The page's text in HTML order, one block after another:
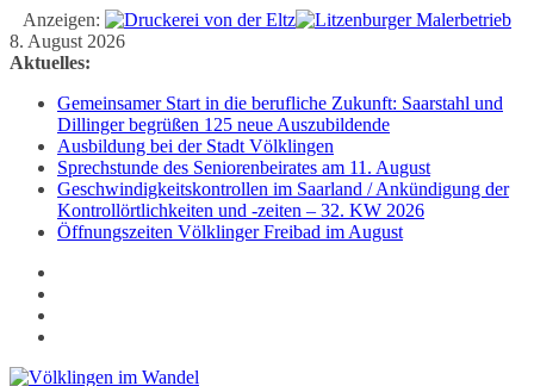
Anzeigen:
Zum
Inhalt
8. August 2026
Aktuelles:
Gemeinsamer Start in die berufliche Zukunft: Saarstahl und
Dillinger begrüßen 125 neue Auszubildende
Ausbildung bei der Stadt Völklingen
Sprechstunde des Seniorenbeirates am 11. August
Geschwindigkeitskontrollen im Saarland / Ankündigung der
Kontrollörtlichkeiten und -zeiten – 32. KW 2026
Öffnungszeiten Völklinger Freibad im August